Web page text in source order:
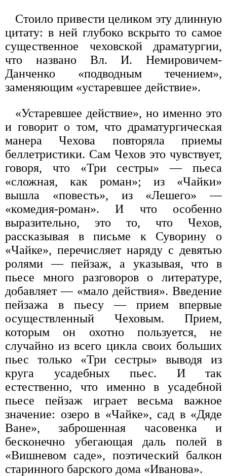
Стоило привести целиком эту длинную
цитату: в ней глубоко вскрыто то самое
существенное чеховской драматургии,
что названо Вл. И. Немировичем-
Данченко «подводным течением»,
заменяющим «устаревшее действие».
«Устаревшее действие», но именно это
и говорит о том, что драматургическая
манера Чехова повторяла приемы
беллетристики. Сам Чехов это чувствует,
говоря, что «Три сестры» — пьеса
«сложная, как роман»; из «Чайки»
вышла «повесть», из «Лешего» —
«комедия-роман». И что особенно
выразительно, это то, что Чехов,
рассказывая в письме к Суворину о
«Чайке», перечисляет наряду с девятью
ролями — пейзаж, а указывая, что в
пьесе много разговоров о литературе,
добавляет — «мало действия». Введение
пейзажа в пьесу — прием впервые
осуществленный Чеховым. Прием,
которым он охотно пользуется, не
случайно из всего цикла своих больших
пьес только «Три сестры» выводя из
круга усадебных пьес. И так
естественно, что именно в усадебной
пьесе пейзаж играет весьма важное
значение: озеро в «Чайке», сад в «Дяде
Ване», заброшенная часовенка и
бесконечно убегающая даль полей в
«Вишневом саде», поэтический балкон
старинного барского дома «Иванова».